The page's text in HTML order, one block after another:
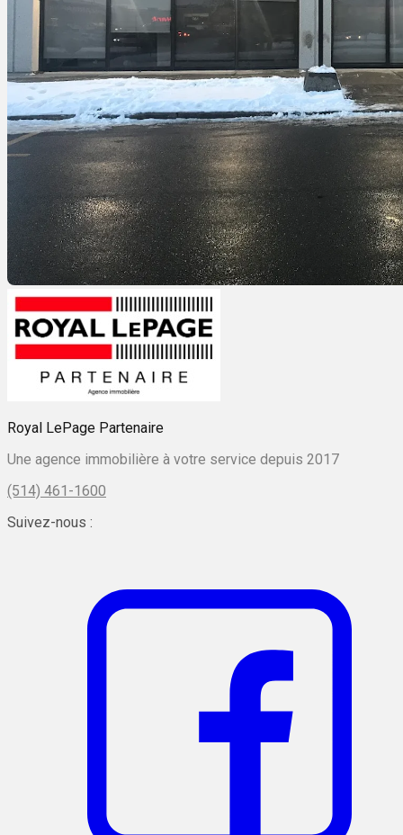
Royal LePage Partenaire
Une agence immobilière à votre service depuis 2017
(514) 461-1600
Suivez-nous :